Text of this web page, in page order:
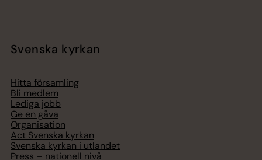
Svenska kyrkan
Hitta församling
Bli medlem
Lediga jobb
Ge en gåva
Organisation
Act Svenska kyrkan
Svenska kyrkan i utlandet
Press – nationell nivå